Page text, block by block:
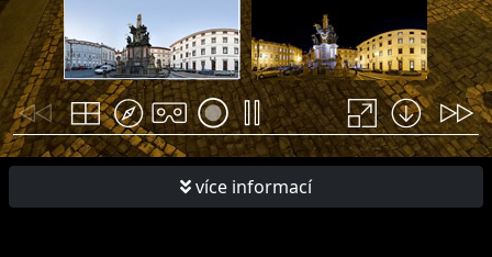
více informací